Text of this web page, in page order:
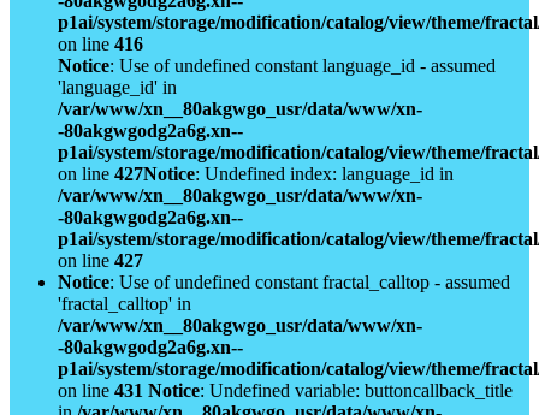
p1ai/system/storage/modification/catalog/view/theme/
on line 416
Notice: Use of undefined constant language_id - assumed
'language_id' in
/var/www/xn__80akgwgo_usr/data/www/xn-
-80akgwgodg2a6g.xn--
p1ai/system/storage/modification/catalog/view/theme/
on line 427Notice: Undefined index: language_id in
/var/www/xn__80akgwgo_usr/data/www/xn-
-80akgwgodg2a6g.xn--
p1ai/system/storage/modification/catalog/view/theme/
on line 427
Notice: Use of undefined constant fractal_calltop - assumed
'fractal_calltop' in
/var/www/xn__80akgwgo_usr/data/www/xn-
-80akgwgodg2a6g.xn--
p1ai/system/storage/modification/catalog/view/theme/
on line 431 Notice: Undefined variable: buttoncallback_title